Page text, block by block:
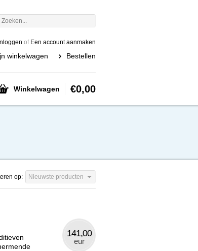
Inloggen of Een account aanmaken
winkelwagen Bestellen
Winkelwagen €0,00
op: Nieuwste producten
141,00
eur